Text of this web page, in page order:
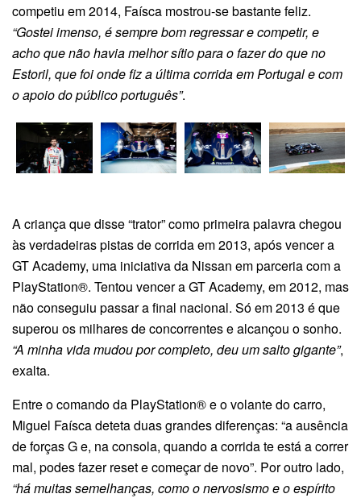
competiu em 2014, Faísca mostrou-se bastante feliz.
“Gostei imenso, é sempre bom regressar e competir, e
acho que não havia melhor sítio para o fazer do que no
Estoril, que foi onde fiz a última corrida em Portugal e com
o apoio do público português”.
A criança que disse “trator” como primeira palavra chegou
às verdadeiras pistas de corrida em 2013, após vencer a
GT Academy, uma iniciativa da Nissan em parceria com a
PlayStation®. Tentou vencer a GT Academy, em 2012, mas
não conseguiu passar a final nacional. Só em 2013 é que
superou os milhares de concorrentes e alcançou o sonho.
“A minha vida mudou por completo, deu um salto gigante”,
exalta.
Entre o comando da PlayStation® e o volante do carro,
Miguel Faísca deteta duas grandes diferenças: “a ausência
de forças G e, na consola, quando a corrida te está a correr
mal, podes fazer reset e começar de novo”. Por outro lado,
“há muitas semelhanças, como o nervosismo e o espírito